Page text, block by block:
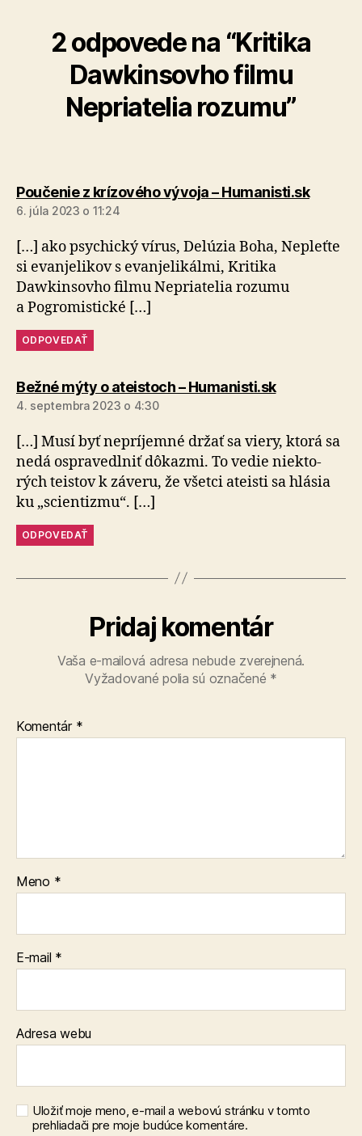
2 odpovede na “Kritika
Dawkinsovho filmu
Nepriatelia rozumu”
Poučenie z krízového vývoja – Humanisti.skhovorí:
6. júla 2023 o 11:24
[…] ako psychický vírus, Delúzia Boha, Nepleťte
si evan­je­li­kov s evan­je­li­kálmi, Kritika
Dawkinsovho filmu Nepriatelia rozumu
a Pogromistické […]
ODPOVEDAŤ
Bežné mýty o ateistoch – Humanisti.skhovorí:
4. septembra 2023 o 4:30
[…] Musí byť nepríjemné držať sa viery, ktorá sa
nedá ospra­ve­dl­niť dôkazmi. To vedie nie­kto­
rých teistov k záveru, že všetci ateisti sa hlásia
ku „scien­tizmu“. […]
ODPOVEDAŤ
Pridaj komentár
Vaša e-mailová adresa nebude zverejnená.
Vyžadované polia sú označené *
Komentár *
Meno *
E-mail *
Adresa webu
Uložiť moje meno, e-mail a webovú stránku v tomto
prehliadači pre moje budúce komentáre.